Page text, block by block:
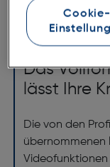
Nikon Z5II
ArtNr.: 180014011
Das
lässt Ihre
Die von den
übernommenen
Cookie-